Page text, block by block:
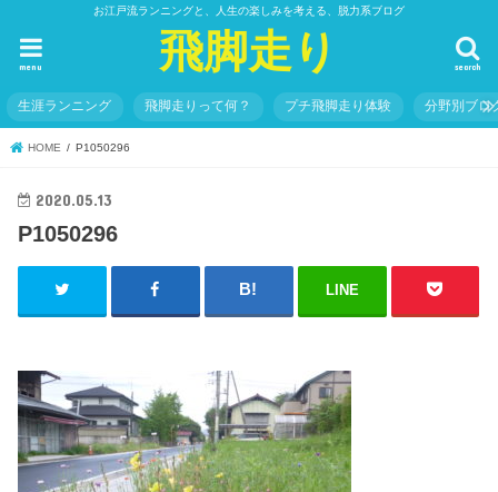
お江戸流ランニングと、人生の楽しみを考える、脱力系ブログ
飛脚走り search
menu
生涯ランニング 飛脚走りって何？ プチ飛脚走り体験 分野別ブロ
HOME P1050296
2020.05.13
P1050296
LINE